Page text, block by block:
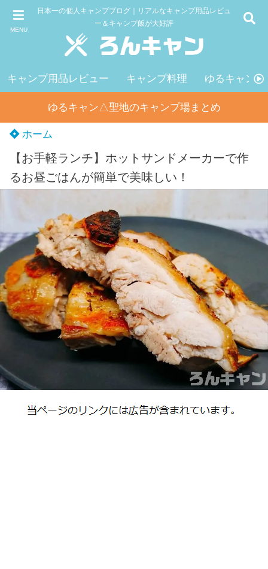
MENU
日本一の個人キャンプブログ｜リアルなキャンプ用品レビュ
ー＆キャンプ飯が大好評
キャンプ用品レビュー キャンプ料理 ゆるキャン△
ゆるキャン△聖地のキャンプ場まとめ
ホーム
【お手軽ランチ】ホットサンドメーカーで作
るお昼ごはんが簡単で美味しい！